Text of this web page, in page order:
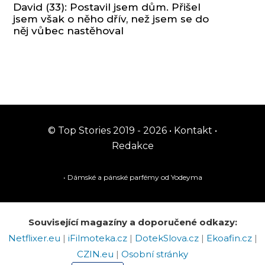
David (33): Postavil jsem dům. Přišel
jsem však o něho dřív, než jsem se do
něj vůbec nastěhoval
© Top Stories 2019 - 2026 • Kontakt •
Redakce
• Dámské a pánské parfémyod Yodeyma
Související magazíny a doporučené odkazy:
Netflixer.eu | iFilmoteka.cz | DotekSlova.cz | Ekoafin.cz |
CZIN.eu | Osobní stránky